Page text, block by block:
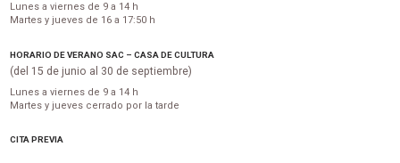
Lunes a viernes de 9 a 14 h
Martes y jueves de 16 a 17:50 h
HORARIO DE VERANO SAC – CASA DE CULTURA
(del 15 de junio al 30 de septiembre)
Lunes a viernes de 9 a 14 h
Martes y jueves cerrado por la tarde
CITA PREVIA